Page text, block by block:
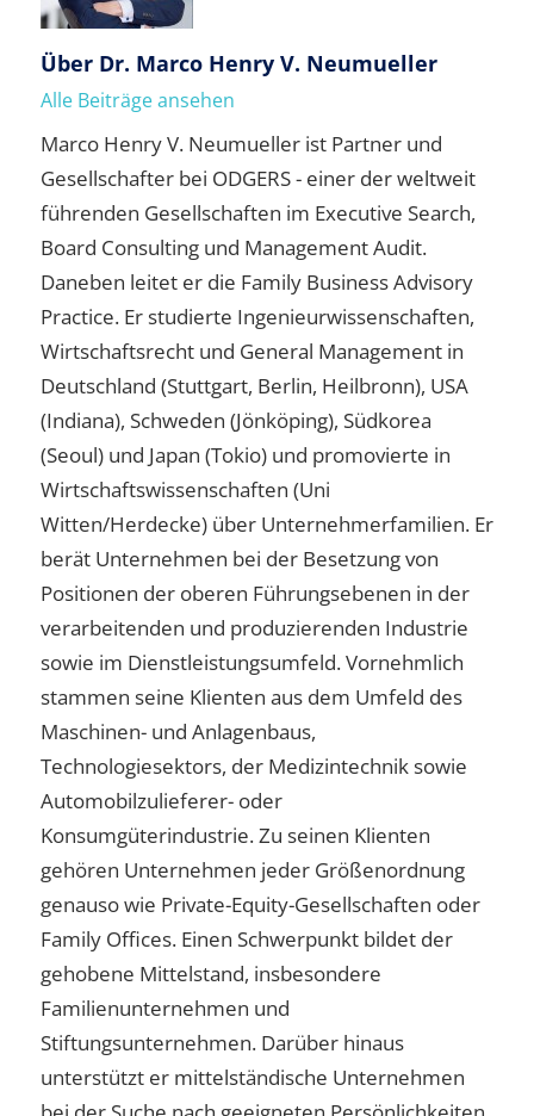
Über Dr. Marco Henry V. Neumueller
Alle Beiträge ansehen
Marco Henry V. Neumueller ist Partner und
Gesellschafter bei ODGERS - einer der weltweit
führenden Gesellschaften im Executive Search,
Board Consulting und Management Audit.
Daneben leitet er die Family Business Advisory
Practice. Er studierte Ingenieurwissenschaften,
Wirtschaftsrecht und General Management in
Deutschland (Stuttgart, Berlin, Heilbronn), USA
(Indiana), Schweden (Jönköping), Südkorea
(Seoul) und Japan (Tokio) und promovierte in
Wirtschaftswissenschaften (Uni
Witten/Herdecke) über Unternehmerfamilien. Er
berät Unternehmen bei der Besetzung von
Positionen der oberen Führungsebenen in der
verarbeitenden und produzierenden Industrie
sowie im Dienstleistungsumfeld. Vornehmlich
stammen seine Klienten aus dem Umfeld des
Maschinen- und Anlagenbaus,
Technologiesektors, der Medizintechnik sowie
Automobilzulieferer- oder
Konsumgüterindustrie. Zu seinen Klienten
gehören Unternehmen jeder Größenordnung
genauso wie Private-Equity-Gesellschaften oder
Family Offices. Einen Schwerpunkt bildet der
gehobene Mittelstand, insbesondere
Familienunternehmen und
Stiftungsunternehmen. Darüber hinaus
unterstützt er mittelständische Unternehmen